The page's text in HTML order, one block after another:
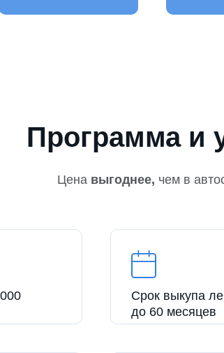
Программа и
Цена выгоднее, чем в
Срок выкупа
до 60 месяцев